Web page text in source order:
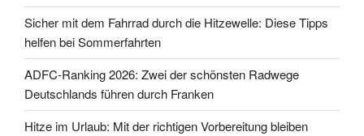
Sicher mit dem Fahrrad durch die Hitzewelle: Diese Tipps
helfen bei Sommerfahrten
ADFC-Ranking 2026: Zwei der schönsten Radwege
Deutschlands führen durch Franken
Hitze im Urlaub: Mit der richtigen Vorbereitung bleiben